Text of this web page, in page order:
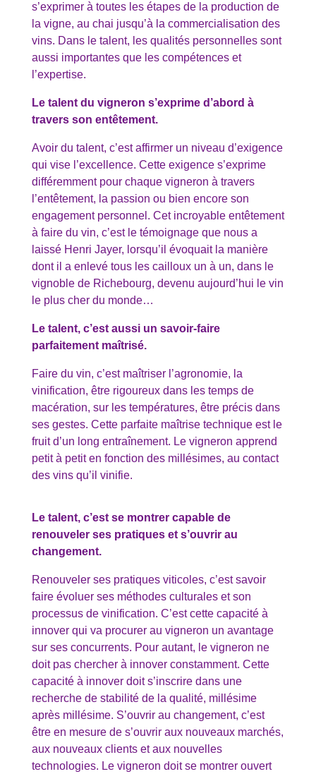
s’exprimer à toutes les étapes de la production de
la vigne, au chai jusqu’à la commercialisation des
vins. Dans le talent, les qualités personnelles sont
aussi importantes que les compétences et
l’expertise.
Le talent du vigneron s’exprime d’abord à
travers son entêtement.
Avoir du talent, c’est affirmer un niveau d’exigence
qui vise l’excellence. Cette exigence s’exprime
différemment pour chaque vigneron à travers
l’entêtement, la passion ou bien encore son
engagement personnel. Cet incroyable entêtement
à faire du vin, c’est le témoignage que nous a
laissé Henri Jayer, lorsqu’il évoquait la manière
dont il a enlevé tous les cailloux un à un, dans le
vignoble de Richebourg, devenu aujourd’hui le vin
le plus cher du monde…
Le talent, c’est aussi un savoir-faire
parfaitement maîtrisé.
Faire du vin, c’est maîtriser l’agronomie, la
vinification, être rigoureux dans les temps de
macération, sur les températures, être précis dans
ses gestes. Cette parfaite maîtrise technique est le
fruit d’un long entraînement. Le vigneron apprend
petit à petit en fonction des millésimes, au contact
des vins qu’il vinifie.
Le talent, c’est se montrer capable de
renouveler ses pratiques et s’ouvrir au
changement.
Renouveler ses pratiques viticoles, c’est savoir
faire évoluer ses méthodes culturales et son
processus de vinification. C’est cette capacité à
innover qui va procurer au vigneron un avantage
sur ses concurrents. Pour autant, le vigneron ne
doit pas chercher à innover constamment. Cette
capacité à innover doit s’inscrire dans une
recherche de stabilité de la qualité, millésime
après millésime. S’ouvrir au changement, c’est
être en mesure de s’ouvrir aux nouveaux marchés,
aux nouveaux clients et aux nouvelles
technologies. Le vigneron doit se montrer ouvert